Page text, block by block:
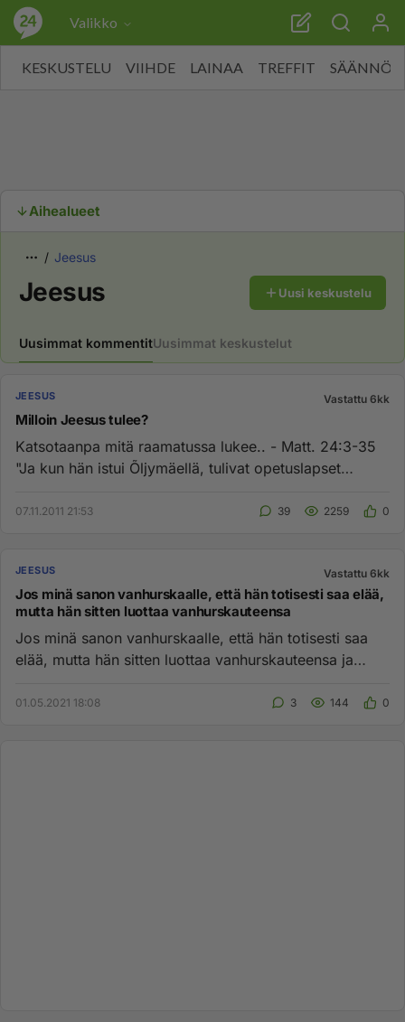
Valikko
KESKUSTELU VIIHDE LAINAA TREFFIT SÄÄNNÖT
Aihealueet
Jeesus
Jeesus Uusi keskustelu
Uusimmat kommentitUusimmat keskustelut
JEESUS Vastattu 6kk
Milloin Jeesus tulee?
Katsotaanpa mitä raamatussa lukee.. - Matt. 24:3-35
"Ja kun hän istui Õljymäellä, tulivat opetuslapset
07.11.2011 21:53 39 2259 0
JEESUS Vastattu 6kk
Jos minä sanon vanhurskaalle, että hän totisesti saa elää,
mutta hän sitten luottaa vanhurskauteensa
Jos minä sanon vanhurskaalle, että hän totisesti saa
elää, mutta hän sitten luottaa vanhurskauteensa ja
01.05.2021 18:08 3 144 0